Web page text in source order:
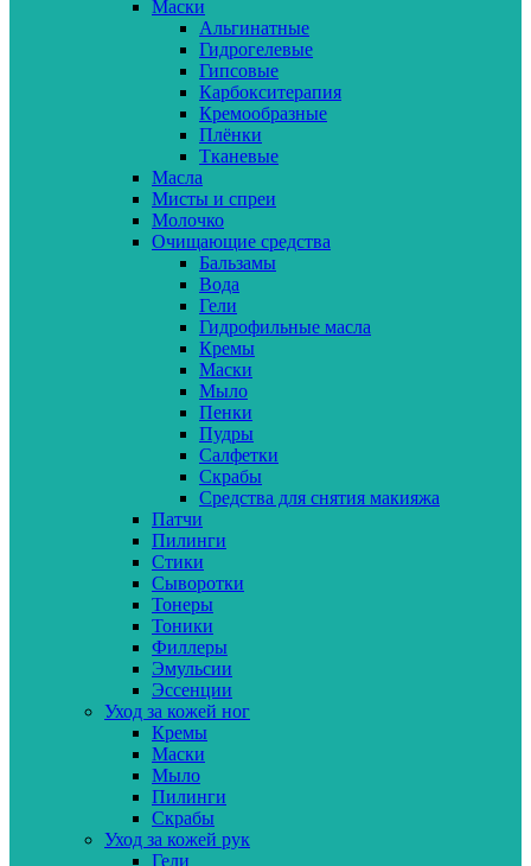
Маски
Альгинатные
Гидрогелевые
Гипсовые
Карбокситерапия
Кремообразные
Плёнки
Тканевые
Масла
Мисты и спреи
Молочко
Очищающие средства
Бальзамы
Вода
Гели
Гидрофильные масла
Кремы
Маски
Мыло
Пенки
Пудры
Салфетки
Скрабы
Средства для снятия макияжа
Патчи
Пилинги
Стики
Сыворотки
Тонеры
Тоники
Филлеры
Эмульсии
Эссенции
Уход за кожей ног
Кремы
Маски
Мыло
Пилинги
Скрабы
Уход за кожей рук
Гели